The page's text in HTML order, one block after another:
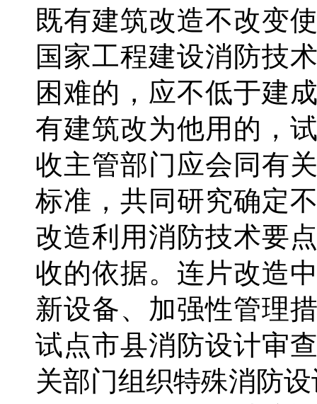
既有建筑改造不改变
国家工程建设消防技
困难的，应不低于建
有建筑改为他用的，
收主管部门应会同有
标准，共同研究确定
改造利用消防技术要
收的依据。连片改造
新设备、加强性管理
试点市县消防设计审
关部门组织特殊消防